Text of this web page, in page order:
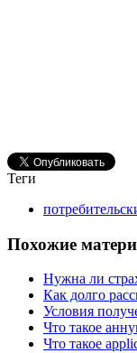
Теги
Похожие
Нужна ли
Как долго
Условия
Что такое
Что такое